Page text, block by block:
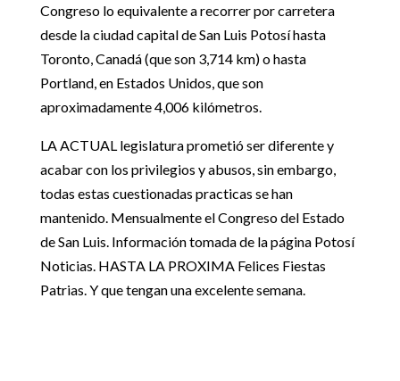
Congreso lo equivalente a recorrer por carretera
desde la ciudad capital de San Luis Potosí hasta
Toronto, Canadá (que son 3,714 km) o hasta
Portland, en Estados Unidos, que son
aproximadamente 4,006 kilómetros.
LA ACTUAL legislatura prometió ser diferente y
acabar con los privilegios y abusos, sin embargo,
todas estas cuestionadas practicas se han
mantenido. Mensualmente el Congreso del Estado
de San Luis. Información tomada de la página Potosí
Noticias. HASTA LA PROXIMA Felices Fiestas
Patrias. Y que tengan una excelente semana.